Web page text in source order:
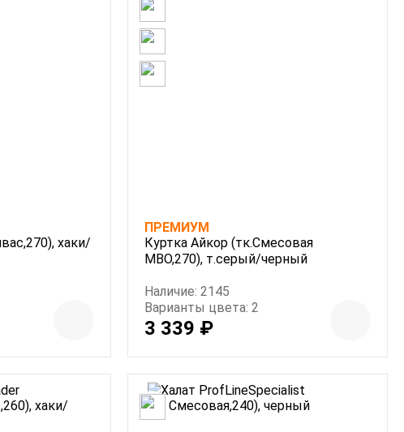
хаки/
ПРЕМИУМ
Куртка Айкор (тк.Смесовая
МВО,270), т.серый/черный
Наличие: 2145
Варианты цвета: 2
3 339 ₽